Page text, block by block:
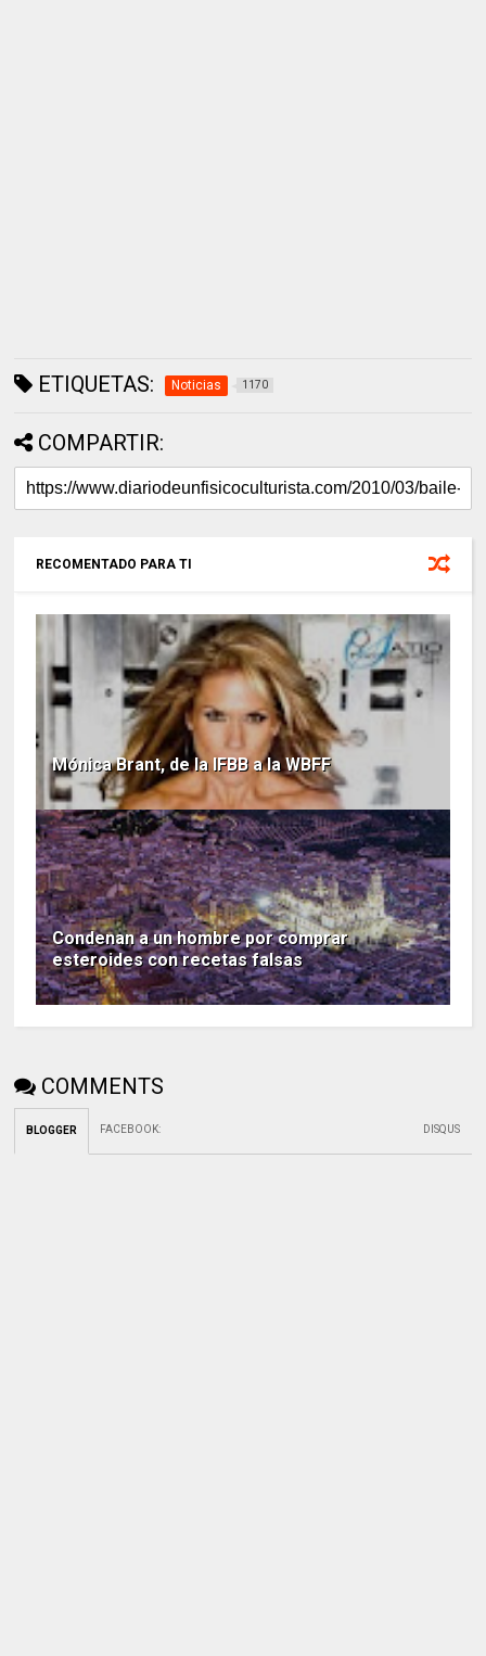
ETIQUETAS: Noticias 1170
COMPARTIR:
RECOMENTADO PARA TI
Mónica Brant, de la IFBB a la WBFF
Condenan a un hombre por comprar
esteroides con recetas falsas
COMMENTS
BLOGGER FACEBOOK: DISQUS